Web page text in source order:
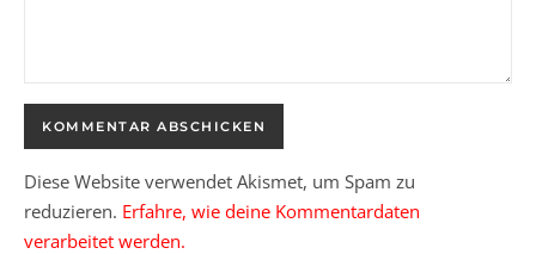
Diese Website verwendet Akismet, um Spam zu
reduzieren. Erfahre, wie deine Kommentardaten
verarbeitet werden.